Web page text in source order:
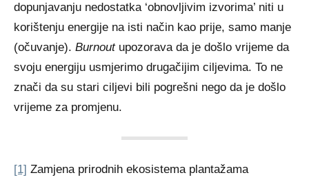
dopunjavanju nedostatka ‘obnovljivim izvorima’ niti u
korištenju energije na isti način kao prije, samo manje
(očuvanje). Burnoutupozorava da je došlo vrijeme da
svoju energiju usmjerimo drugačijim ciljevima. To ne
znači da su stari ciljevi bili pogrešni nego da je došlo
vrijeme za promjenu.
[1] Zamjena prirodnih ekosistema plantažama